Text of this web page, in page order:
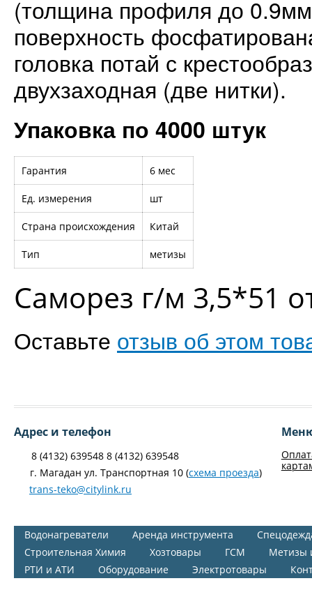
(толщина профиля до
поверхность
головка потай с
двухзаходная (две нитки).
Упаковка по 4000 штук
Гарантия 6 мес
Ед. измерения шт
Страна происхождения Китай
Тип метизы
Саморез г/м 3,5*51
Оставьте отзыв об этом
Адрес и телефон
8 (4132) 639548 8 (4132) 639548
г. Магадан ул. Транспортная 10 (схема проезда)
trans-teko@citylink.ru
Водонагреватели Аренда инструмента
Строительная Химия
Хозтовары ГСМ
Метизы
РТИ и АТИ
Оборудование Электротовары